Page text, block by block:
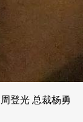
登光 总裁杨勇